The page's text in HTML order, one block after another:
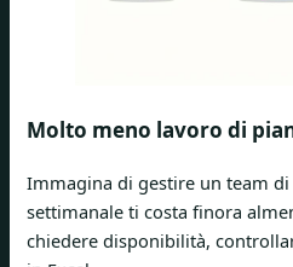
Molto meno lavoro di
Immagina di gestire un team
settimanale ti costa finora
chiedere disponibilità,